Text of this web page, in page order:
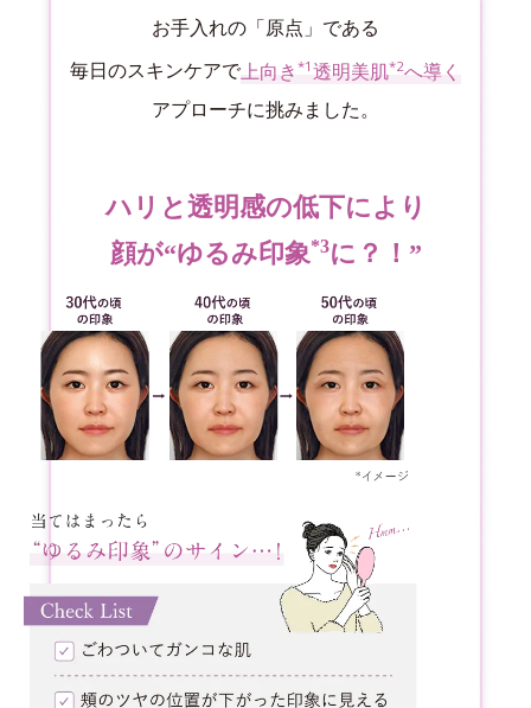
お手入れの「原点」である
毎日のスキンケアで上向き *1 透明美肌*2へ導く
アプローチに挑みました。
ハリと透明感の低下により
顔が“ゆるみ印象*3に？！”